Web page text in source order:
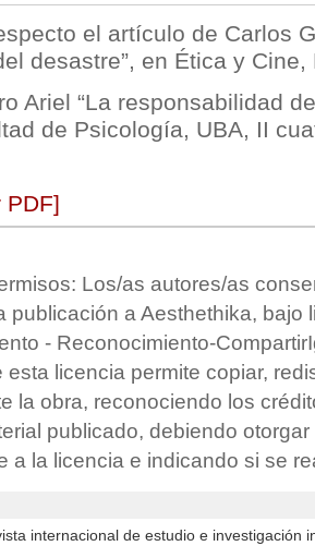
el artículo de Carlos
desastre”, en Ética y
Ariel “La responsabilidad
de Psicología, UBA, II
PDF]
Los/as autores/as
publicación a Aesthethika, bajo
- Reconocimiento-
esta licencia permite copiar,
la obra, reconociendo los
publicado, debiendo
a la licencia e indicando si se
internacional de estudio e investigación